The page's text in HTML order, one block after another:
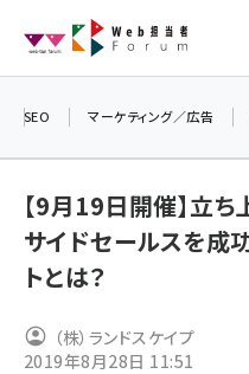
ン
seo (3524)
youtube (2431)
SEO マーケティング／広告
【9月19日開催】立
サイドセールスを成
トとは？
（株）ランドスケイプ
2019年8月28日 11:51